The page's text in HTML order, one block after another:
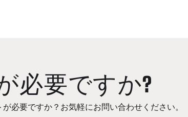
必要ですか?
が必要ですか？お気軽にお問い合わせください。